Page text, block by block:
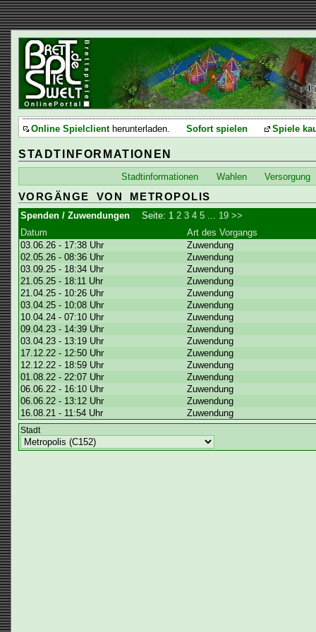
Online Spielclientherunterladen. Sofort spielen Spiele
STADTINFORMATIONEN
Stadtinformationen Wahlen Versorgung
VORGÄNGE VON METROPOLIS
Spenden / Zuwendungen Seite: 1 2 3 4 5 19 >>
Datum
Art des Vorgangs
03.06.26 - 17:38 Uhr
Zuwendung
02.05.26 - 08:36 Uhr
Zuwendung
03.09.25 - 18:34 Uhr
Zuwendung
21.05.25 - 18:11 Uhr
Zuwendung
21.04.25 - 10:26 Uhr
Zuwendung
03.04.25 - 10:08 Uhr
Zuwendung
10.04.24 - 07:10 Uhr
Zuwendung
09.04.23 - 14:39 Uhr
Zuwendung
03.04.23 - 13:19 Uhr
Zuwendung
17.12.22 - 12:50 Uhr
Zuwendung
12.12.22 - 18:59 Uhr
Zuwendung
01.08.22 - 22:07 Uhr
Zuwendung
06.06.22 - 16:10 Uhr
Zuwendung
06.06.22 - 13:12 Uhr
Zuwendung
16.08.21 - 11:54 Uhr
Zuwendung
Stadt